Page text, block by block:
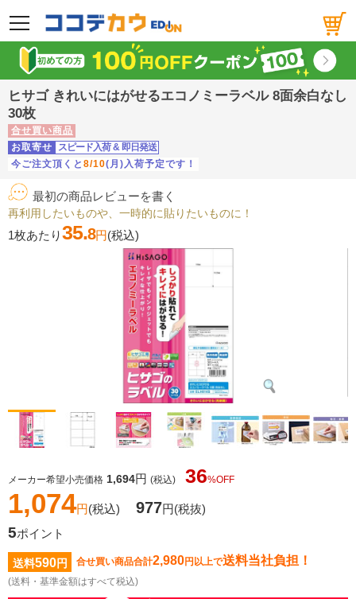
メニュー
ヒサゴ きれいにはがせるエコノミーラベル 8面余白なし
30枚
合せ買い商品
お取寄せ
スピード入荷 & 即日発送
今ご注文頂くと 8/10(月)入荷予定です！
最初の商品レビューを書く
再利用したいものや、一時的に貼りたいものに！
1枚あたり35.8円(税込)
メーカー希望小売価格 1,694円 (税込) 36%OFF
1,074円(税込) 977円(税抜)
5ポイント
送料590円 合せ買い商品合計2,980円以上で送料当社負担！
(送料・基準金額はすべて税込)